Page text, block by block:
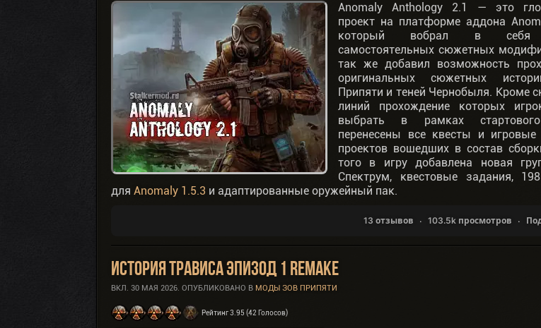
Anomaly Anthology 2.1 — это
проект на платформе аддона
который вобрал в себя
самостоятельных сюжетных
так же добавил возможность
оригинальных сюжетных
Припяти и теней Чернобыля. Кроме
линий прохождение которых
выбрать в рамках
перенесены все квесты и игровые
проектов вошедших в состав
того в игру добавлена новая
Спектрум, квестовые задания,
для Anomaly 1.5.3 и адаптированные оружейный пак.
13 отзывов 103.5k просмотров
История Трависа Эпизод 1 Remake
ВКЛ. 30 МАЯ 2026. ОПУБЛИКОВАНО В МОДЫ ЗОВ ПРИПЯТИ
Рейтинг 3.95 (42 Голосов)